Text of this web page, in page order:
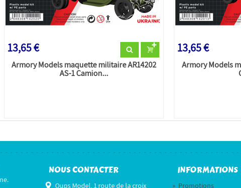
13,65 €
Armory Models maquette militaire AR14202
AS-1 Camion...
13,65 €
Armory Models
NOUS CONTACTER
Oups Model, 1 route de la croix
INFORMATIONS
» Promotions